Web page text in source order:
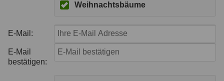
Weihnachtsbäume
E-Mail:
E-Mail
bestätigen: